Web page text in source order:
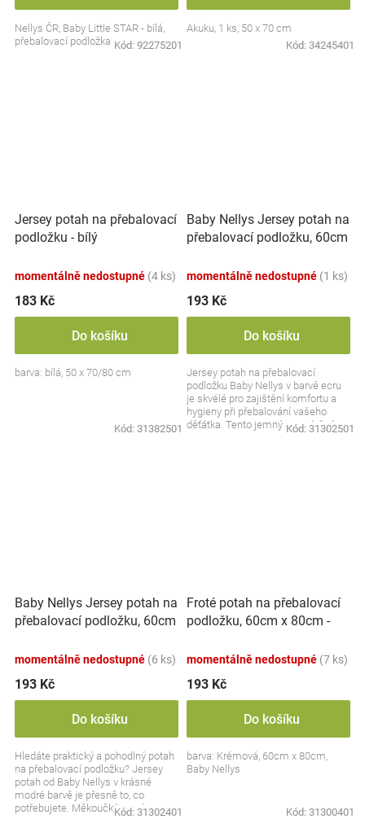
Nellys ČR, Baby Little STAR - bílá,
přebalovací podložka Kód: 92275201
Akuku, 1 ks, 50 x 70 cm
Kód: 34245401
Jersey potah na přebalovací
podložku - bílý
momentálně nedostupné (4 ks)
183 Kč
Do košíku
barva: bílá, 50 x 70/80 cm
Kód: 31382501
Baby Nellys Jersey potah na
přebalovací podložku, 60cm
momentálně nedostupné (1 ks)
193 Kč
Do košíku
Jersey potah na přebalovací
podložku Baby Nellys v barvě ecru
je skvélé pro zajištění komfortu a
hygieny při přebalování vašeho
děťátka. Tento jemný a prodyšný
Kód: 31302501
Baby Nellys Jersey potah na
přebalovací podložku, 60cm
momentálně nedostupné (6 ks)
193 Kč
Do košíku
Hledáte praktický a pohodlný potah
na přebalovací podložku? Jersey
potah od Baby Nellys v krásné
modré barvě je přesně to, co
potřebujete. Měkoučký, snadno
Kód: 31302401
Froté potah na přebalovací
podložku, 60cm x 80cm -
momentálně nedostupné (7 ks)
193 Kč
Do košíku
barva: Krémová, 60cm x 80cm,
Baby Nellys
Kód: 31300401